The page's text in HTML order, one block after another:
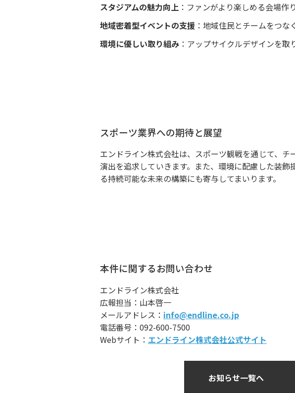
スタジアムの魅力向上 ：ファンがより楽しめる会場作
地域密着型イベントの支援 ：地域住民とチームをつな
環境に優しい取り組み ：アップサイクルデザインを取
スポーツ業界への期待と展望
エンドライン株式会社は、スポーツ観戦を通じて、チ
演出を追求していきます。また、環境に配慮した装飾
る持続可能な未来の構築にも寄与してまいります。
本件に関するお問い合わせ
エンドライン株式会社
広報担当：山本啓一
メールアドレス： info@endline.co.jp
電話番号：092-600-7500
Webサイト： エンドライン株式会社公式サイト
お知らせ一覧へ